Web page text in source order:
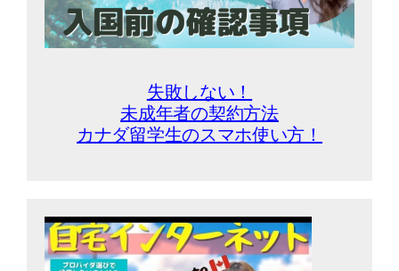
失敗しない！
未成年者の契約方法
カナダ留学生のスマホ使い方！